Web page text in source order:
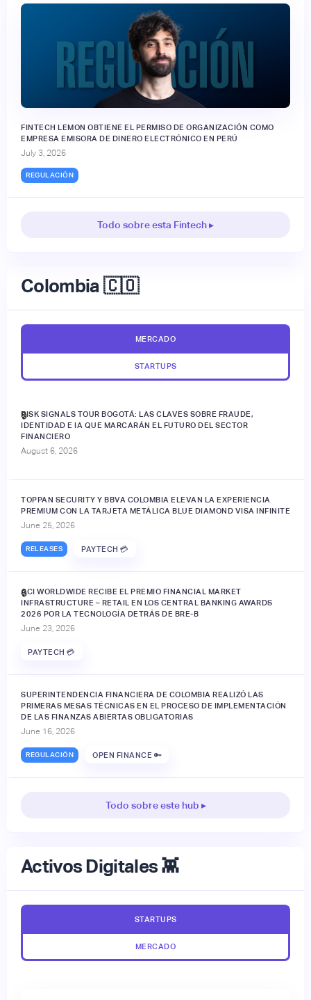
FINTECH LEMON OBTIENE EL PERMISO DE ORGANIZACIÓN COMO
EMPRESA EMISORA DE DINERO ELECTRÓNICO EN PERÚ
July 3, 2026
REGULACIÓN
Todo sobre esta Fintech ▸
Colombia 🇨🇴
MERCADO
STARTUPS
RISK SIGNALS TOUR BOGOTÁ: LAS CLAVES SOBRE FRAUDE,
IDENTIDAD E IA QUE MARCARÁN EL FUTURO DEL SECTOR
FINANCIERO
August 6, 2026
🔒
TOPPAN SECURITY Y BBVA COLOMBIA ELEVAN LA EXPERIENCIA
PREMIUM CON LA TARJETA METÁLICA BLUE DIAMOND VISA INFINITE
June 25, 2026
RELEASES PAYTECH 💳
ACI WORLDWIDE RECIBE EL PREMIO FINANCIAL MARKET
INFRASTRUCTURE – RETAIL EN LOS CENTRAL BANKING AWARDS
2026 POR LA TECNOLOGÍA DETRÁS DE BRE-B
June 23, 2026
PAYTECH 💳
🔒
SUPERINTENDENCIA FINANCIERA DE COLOMBIA REALIZÓ LAS
PRIMERAS MESAS TÉCNICAS EN EL PROCESO DE IMPLEMENTACIÓN
DE LAS FINANZAS ABIERTAS OBLIGATORIAS
June 16, 2026
REGULACIÓN OPEN FINANCE 🔑
Todo sobre este hub ▸
Activos Digitales 👾
STARTUPS
MERCADO